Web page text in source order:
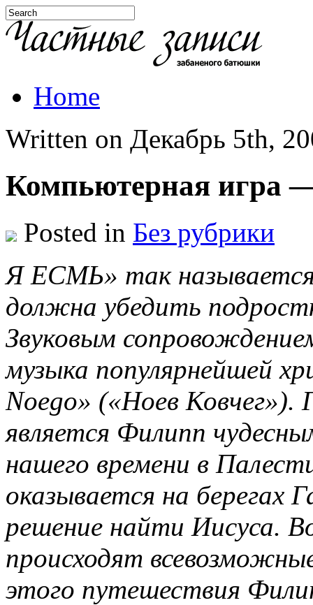
Home
Written on Декабрь 5th,
Компьютерная игра
Posted in Без рубрики
Я ЕСМЬ» так
должна убедить
Звуковым
музыка популярнейшей
Noego» («Ноев Ковчег»).
является Филипп
нашего времени в
оказывается на берегах
решение найти Иисуса.
происходят
этого путешествия